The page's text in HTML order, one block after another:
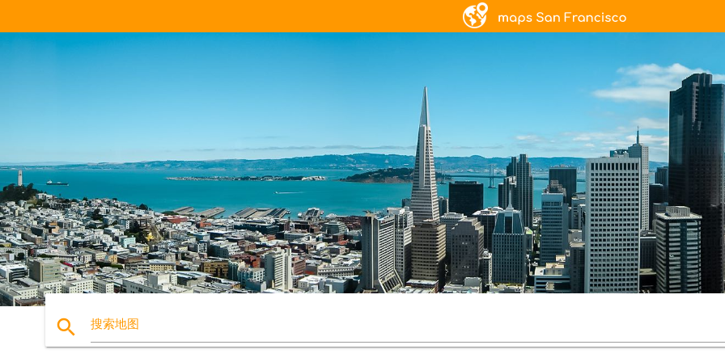
search 搜索地图